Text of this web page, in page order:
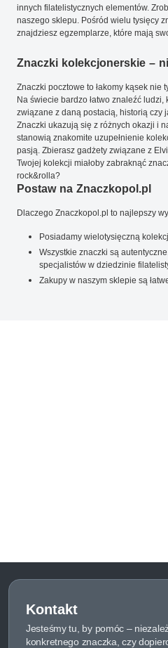
innych filatelistycznych elementów.
naszego sklepu. Pośród wielu tysięcy
znajdziesz egzemplarze, które mają
Znaczki kolekcjonerskie –
Znaczki pocztowe to łakomy kąsek nie
Na świecie bardzo łatwo znaleźć
związane z daną postacią, historią czy
Znaczki ukazują się z różnych okazji i
stanowią znakomite uzupełnienie
pasją. Zbierasz gadżety związane z
Twojej kolekcji miałoby zabraknąć
rock&rolla?
Postaw na Znaczkopol.pl
Dlaczego Znaczkopol.pl to najlepszy
Posiadamy wielotysięczną
Wszystkie znaczki są
specjalistów w dziedzinie
Zakupy w naszym sklepie są
Kontakt
Jesteśmy tu, by pomóc –
konkretnego znaczka, czy